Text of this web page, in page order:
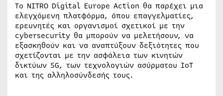
To NITRO Digital Europe Action θα παρέχει μια
ελεγχόμενη πλατφόρμα, όπου επαγγελματίες,
ερευνητές και οργανισμοί σχετικοί με την
cybersecurity θα μπορούν να μελετήσουν, να
εξασκηθούν και να αναπτύξουν δεξιότητες που
σχετίζονται με την ασφάλεια των κινητών
δικτύων 5G, των τεχνολογιών ασύρματου IoT
και της αλληλοσύνδεσής τους.